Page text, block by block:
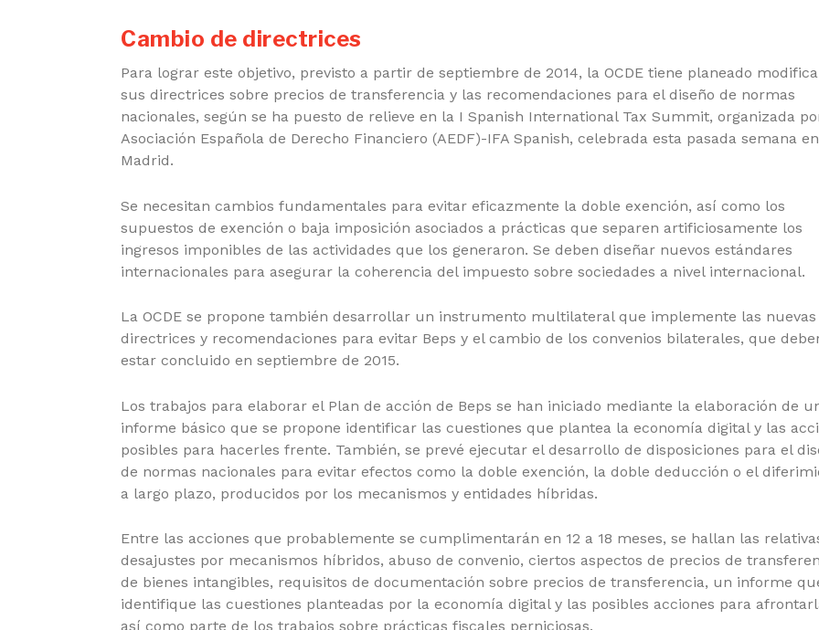
Cambio de directrices
Para lograr este objetivo, previsto a partir de septiembre de 2014, la OCDE tiene planeado
sus directrices sobre precios de transferencia y las recomendaciones para el diseño de normas
nacionales, según se ha puesto de relieve en la I Spanish International Tax Summit, organizada
Asociación Española de Derecho Financiero (AEDF)-IFA Spanish, celebrada esta pasada semana en
Madrid.
Se necesitan cambios fundamentales para evitar eficazmente la doble exención, así como los
supuestos de exención o baja imposición asociados a prácticas que separen artificiosamente los
ingresos imponibles de las actividades que los generaron. Se deben diseñar nuevos estándares
internacionales para asegurar la coherencia del impuesto sobre sociedades a nivel internacional.
La OCDE se propone también desarrollar un instrumento multilateral que implemente las nuevas
directrices y recomendaciones para evitar Beps y el cambio de los convenios bilaterales, que
estar concluido en septiembre de 2015.
Los trabajos para elaborar el Plan de acción de Beps se han iniciado mediante la elaboración de
informe básico que se propone identificar las cuestiones que plantea la economía digital y las
posibles para hacerles frente. También, se prevé ejecutar el desarrollo de disposiciones para el
de normas nacionales para evitar efectos como la doble exención, la doble deducción o el
a largo plazo, producidos por los mecanismos y entidades híbridas.
Entre las acciones que probablemente se cumplimentarán en 12 a 18 meses, se hallan las
desajustes por mecanismos híbridos, abuso de convenio, ciertos aspectos de precios de
de bienes intangibles, requisitos de documentación sobre precios de transferencia, un informe
identifique las cuestiones planteadas por la economía digital y las posibles acciones para
así como parte de los trabajos sobre prácticas fiscales perniciosas.